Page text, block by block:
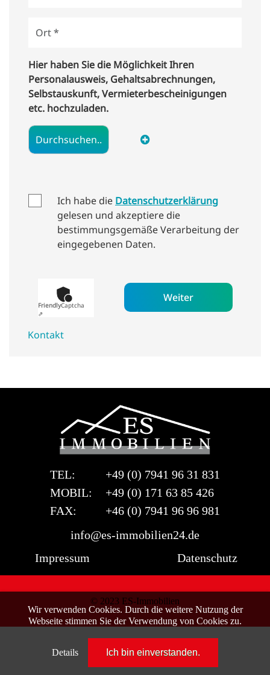
Wir verwenden Cookies. Durch die weitere Nutzung der
Webseite stimmen Sie der Verwendung von Cookies zu.
Details Ich bin einverstanden.
TEL:
+49 (0) 7941 96 31 831
MOBIL:
+49 (0) 171 63 85 426
FAX:
+46 (0) 7941 96 96 981
info@es-immobilien24.de
Impressum
Datenschutz
© 2023 ES-Immobilien